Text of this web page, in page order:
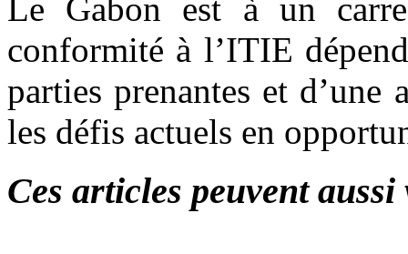
Le Gabon est à un
conformité à l’ITIE
parties prenantes et
les défis actuels en
Ces articles peuvent